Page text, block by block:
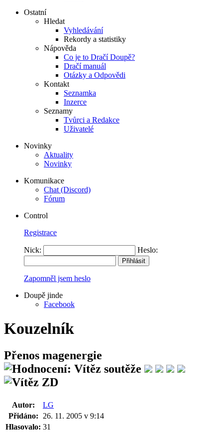
Ostatní
Hledat
Vyhledávání
Rekordy a statistiky
Nápověda
Co je to Dračí Doupě?
Dračí manuál
Otázky a Odpovědi
Kontakt
Seznamka
Inzerce
Seznamy
Tvůrci a Redakce
Uživatelé
Novinky
Aktuality
Novinky
Komunikace
Chat (Discord)
Fórum
Control
Registrace
Nick: Heslo:
Zapomněl jsem heslo
Doupě jinde
Facebook
Kouzelník
Přenos magenergie
Autor:
LG
Přidáno:
26. 11. 2005 v 9:14
Hlasovalo: 31